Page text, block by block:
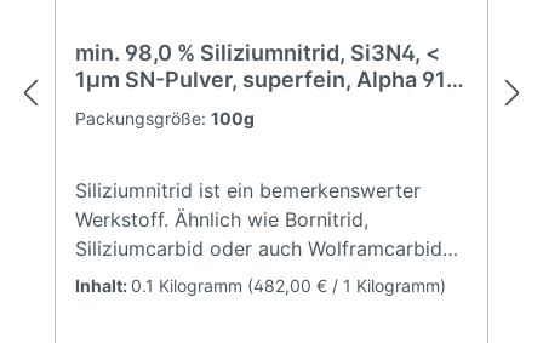
Eigenschaften (typisch)Formel:
SiCModifikation: Alpha SiCFarbe:
GrauKohlenstoff29 - 30,0
%Sauerstoffmax. 2,0 %Aluminiummax.
%BET14 - 16 m²/gRohdichte1,6 - 1,8
g/cm³D100,4 µmD500,75 µmD901,5 µm
min. 98,0 % Siliziumnitrid, Si3N4, <
1µm SN-Pulver, superfein, Alpha 91
-95 %, silicon nitride
Packungsgröße: 100g
Siliziumnitrid ist ein bemerkenswerter
Werkstoff. Ähnlich wie Bornitrid,
Siliziumcarbid oder auch Wolframcarbid
zeigt es die für technische Keramik
Inhalt: 0.1 Kilogramm (482,00 € / 1 Kilogramm)